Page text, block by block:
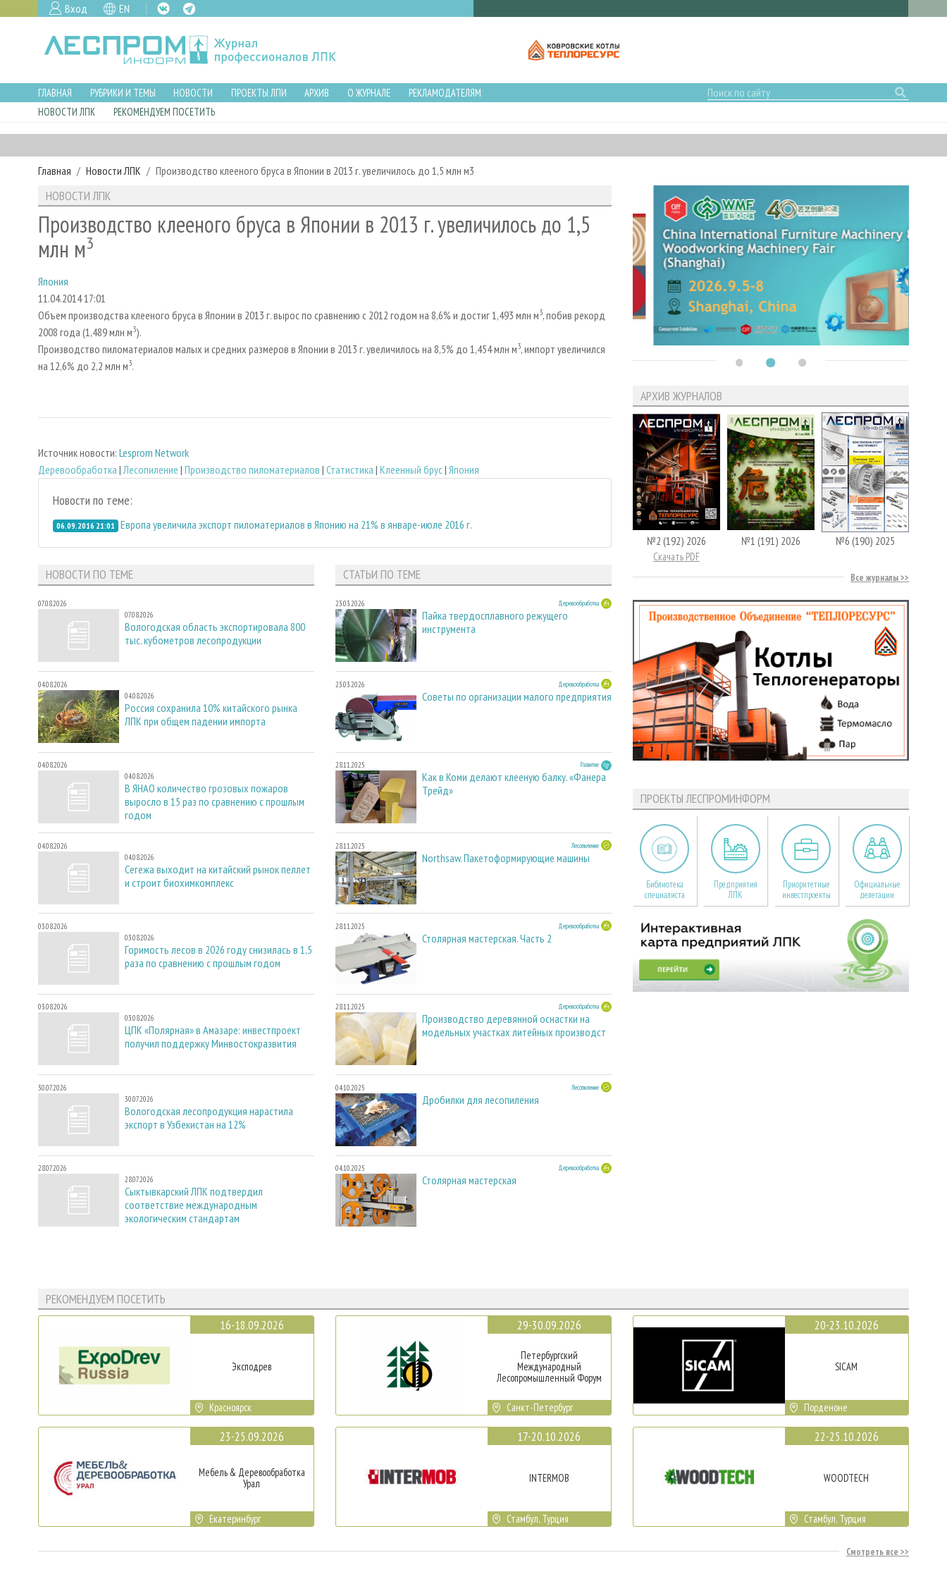
Вход EN
ГЛАВНАЯ РУБРИКИ И ТЕМЫ НОВОСТИ ПРОЕКТЫ ЛПИ АРХИВ О ЖУРНАЛЕ
РЕКЛАМОДАТЕЛЯМ
НОВОСТИ ЛПК
РЕКОМЕНДУЕМ ПОСЕТИТЬ
Главная Новости ЛПК Производство клееного бруса в Японии в 2013 г. увеличилось до 1,5 млн м3
НОВОСТИ ЛПК
Производство клееного бруса в Японии в 2013 г. увеличилось до 1,5
млн м3
Япония
11.04.2014 17:01
Объем производства клееного бруса в Японии в 2013 г. вырос по сравнению с 2012 годом на 8,6% и достиг 1,493 млн м3, побив рекорд
2008 года (1,489 млн м3).
Производство пиломатериалов малых и средних размеров в Японии в 2013 г. увеличилось на 8,5% до 1,454 млн м3, импорт увеличился
на 12,6% до 2,2 млн м3.
Источник новости: Lesprom Network
Деревообработка | Лесопиление | Производство пиломатериалов | Статистика | Клеенный брус| Япония
Новости по теме:
06.09.2016 21:01 Европа увеличила экспорт пиломатериалов в Японию на 21% в январе-июле 2016 г.
НОВОСТИ ПО ТЕМЕ
07.08.2026
07.08.2026
Вологодская область экспортировала 800
тыс. кубометров лесопродукции
04.08.2026
04.08.2026
Россия сохранила 10% китайского рынка
ЛПК при общем падении импорта
04.08.2026
04.08.2026
В ЯНАО количество грозовых пожаров
выросло в 15 раз по сравнению с прошлым
годом
04.08.2026
04.08.2026
Сегежа выходит на китайский рынок пеллет
и строит биохимкомплекс
03.08.2026
03.08.2026
Горимость лесов в 2026 году снизилась в 1,5
раза по сравнению с прошлым годом
03.08.2026
03.08.2026
ЦПК «Полярная» в Амазаре: инвестпроект
получил поддержку Минвостокразвития
30.07.2026
30.07.2026
Вологодская лесопродукция нарастила
экспорт в Узбекистан на 12%
28.07.2026
28.07.2026
Сыктывкарский ЛПК подтвердил
соответствие международным
экологическим стандартам
СТАТЬИ ПО ТЕМЕ
23.03.2026 Деревообработка
Пайка твердосплавного режущего
инструмента
23.03.2026 Деревообработка
Советы по организации малого предприятия
28.11.2025 Развитие
Как в Коми делают клееную балку. «Фанера
Трейд»
28.11.2025 Лесопиление
Northsaw. Пакетоформирующие машины
28.11.2025 Деревообработка
Столярная мастерская. Часть 2
28.11.2025 Деревообработка
Производство деревянной оснастки на
модельных участках литейных производст
04.10.2025 Лесопиление
Дробилки для лесопиления
04.10.2025 Деревообработка
Столярная мастерская
АРХИВ ЖУРНАЛОВ
№2 (192) 2026
Скачать PDF
№1 (191) 2026 №6 (190) 2025
Все журналы
ПРОЕКТЫ ЛЕСПРОМИНФОРМ
Библиотека
специалиста
Предприятия
ЛПК
Приоритетные
инвестпроекты
Официальные
делегации
РЕКОМЕНДУЕМ ПОСЕТИТЬ
16-18.09.2026
Эксподрев
Красноярск
23-25.09.2026
Мебель & Деревообработка
Урал
Екатеринбург
29-30.09.2026
Петербургский
Международный
Лесопромышленный Форум
Санкт-Петербург
17-20.10.2026
INTERMOB
Стамбул, Турция
20-23.10.2026
SICAM
Порденоне
22-25.10.2026
WOODTECH
Стамбул, Турция
Смотреть все